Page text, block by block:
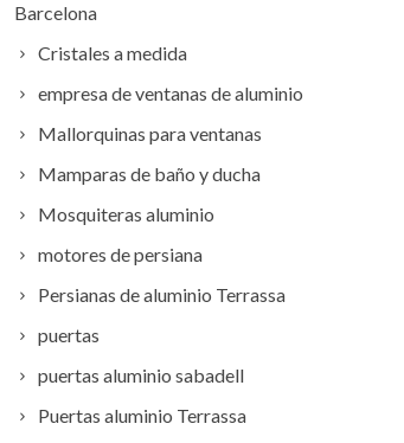
Barcelona
Cristales a medida
empresa de ventanas de aluminio
Mallorquinas para ventanas
Mamparas de baño y ducha
Mosquiteras aluminio
motores de persiana
Persianas de aluminio Terrassa
puertas
puertas aluminio sabadell
Puertas aluminio Terrassa